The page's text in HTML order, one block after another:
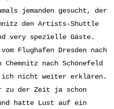
jemanden gesucht, der
den Artists-Shuttle
very spezielle Gäste.
Flughafen Dresden nach
nach Schönefeld
ich nicht weiter erklären.
zu der Zeit ja schon
hatte Lust auf ein